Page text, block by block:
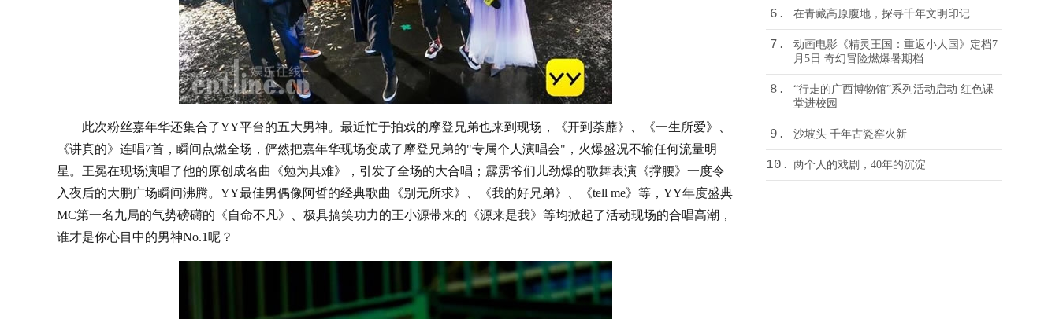
此次粉丝嘉年华还集合了YY平台的五大男神。最近忙于拍戏的摩登兄弟也来到现场，《开到荼蘼》、《一生所爱》、
《讲真的》连唱7首，瞬间点燃全场，俨然把嘉年华现场变成了摩登兄弟的"专属个人演唱会"，火爆盛况不输任何流量明
星。王冕在现场演唱了他的原创成名曲《勉为其难》，引发了全场的大合唱；霹雳爷们儿劲爆的歌舞表演《撑腰》一度令
入夜后的大鹏广场瞬间沸腾。YY最佳男偶像阿哲的经典歌曲《别无所求》、《我的好兄弟》、《tell me》等，YY年度盛典
MC第一名九局的气势磅礴的《自命不凡》、极具搞笑功力的王小源带来的《源来是我》等均掀起了活动现场的合唱高潮，
谁才是你心目中的男神No.1呢？
6. 在青藏高原腹地，探寻千年文明印记
7.
动画电影《精灵王国：重返小人国》定档7
月5日 奇幻冒险燃爆暑期档
8.
“行走的广西博物馆”系列活动启动 红色课
堂进校园
9. 沙坡头 千年古瓷窑火新
10. 两个人的戏剧，40年的沉淀